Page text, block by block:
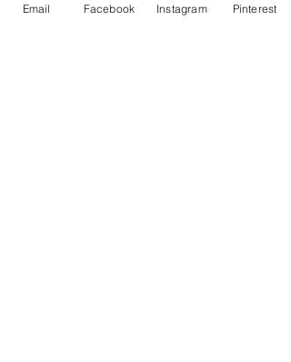
Email Facebook Instagram Pinterest